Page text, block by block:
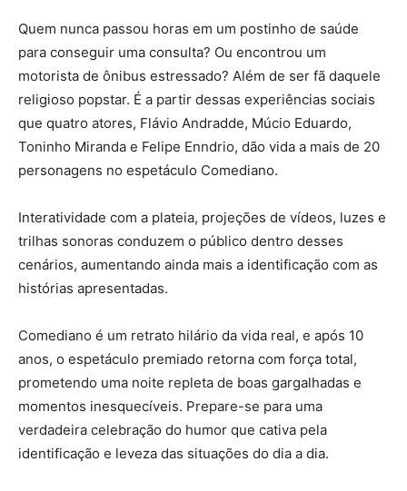
Quem nunca passou horas em um postinho de saúde
para conseguir uma consulta? Ou encontrou um
motorista de ônibus estressado? Além de ser fã daquele
religioso popstar. É a partir dessas experiências sociais
que quatro atores, Flávio Andradde, Múcio Eduardo,
Toninho Miranda e Felipe Enndrio, dão vida a mais de 20
personagens no espetáculo Comediano.
Interatividade com a plateia, projeções de vídeos, luzes e
trilhas sonoras conduzem o público dentro desses
cenários, aumentando ainda mais a identificação com as
histórias apresentadas.
Comediano é um retrato hilário da vida real, e após 10
anos, o espetáculo premiado retorna com força total,
prometendo uma noite repleta de boas gargalhadas e
momentos inesquecíveis. Prepare-se para uma
verdadeira celebração do humor que cativa pela
identificação e leveza das situações do dia a dia.